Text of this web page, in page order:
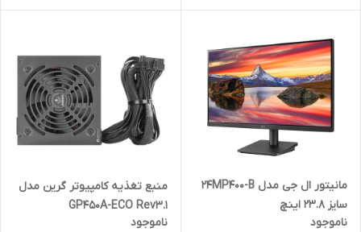
مانیتور ال جی مدل 24MP400-B
سایز 23.8 اینچ
ناموجود
منبع تغذیه کامپیوتر گرین مدل
GP450A-ECO Rev3.1
ناموجود